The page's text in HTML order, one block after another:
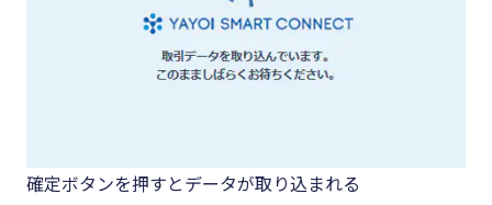
確定ボタンを押すとデータが取り込まれる